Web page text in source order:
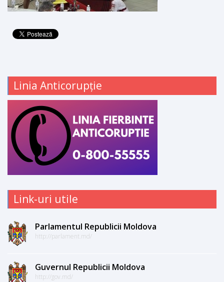
Linia Anticorupție
Link-uri utile
Parlamentul Republicii Moldova
http://parlament.md/
Guvernul Republicii Moldova
http://gov.md/